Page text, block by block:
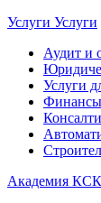
Услуги Услуги
Аудит и
Услуги
Академия КСК